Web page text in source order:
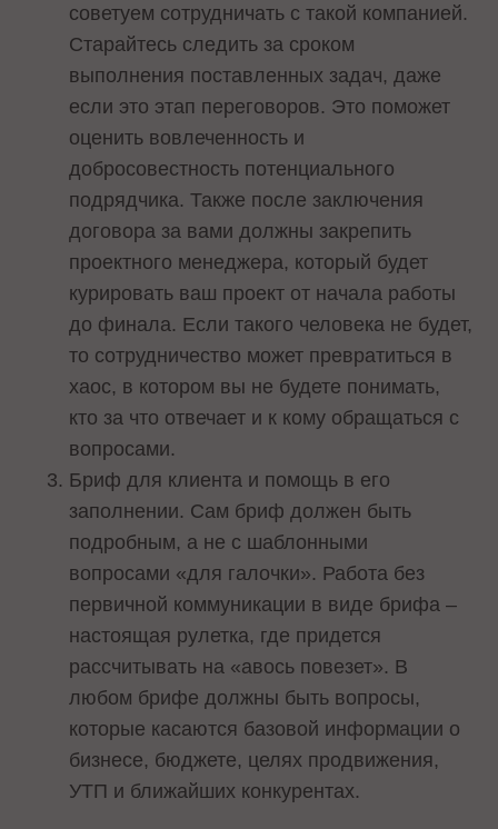
советуем сотрудничать с такой компанией.
Старайтесь следить за сроком
выполнения поставленных задач, даже
если это этап переговоров. Это поможет
оценить вовлеченность и
добросовестность потенциального
подрядчика. Также после заключения
договора за вами должны закрепить
проектного менеджера, который будет
курировать ваш проект от начала работы
до финала. Если такого человека не будет,
то сотрудничество может превратиться в
хаос, в котором вы не будете понимать,
кто за что отвечает и к кому обращаться с
вопросами.
Бриф для клиента и помощь в его
заполнении. Сам бриф должен быть
подробным, а не с шаблонными
вопросами «для галочки». Работа без
первичной коммуникации в виде брифа –
настоящая рулетка, где придется
рассчитывать на «авось повезет». В
любом брифе должны быть вопросы,
которые касаются базовой информации о
бизнесе, бюджете, целях продвижения,
УТП и ближайших конкурентах.